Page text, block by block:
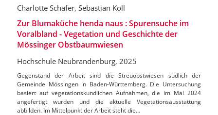
Charlotte Schäfer, Sebastian Koll
Zur Blumaküche henda naus : Spurensuche im
Voralbland - Vegetation und Geschichte der
Mössinger Obstbaumwiesen
Hochschule Neubrandenburg, 2025
Gegenstand der Arbeit sind die Streuobstwiesen südlich der
Gemeinde Mössingen in Baden-Württemberg. Die Untersuchung
basiert auf vegetationskundlichen Aufnahmen, die im Mai 2024
angefertigt wurden und die aktuelle Vegetationsausstattung
abbilden. Im Mittelpunkt der Arbeit steht die…